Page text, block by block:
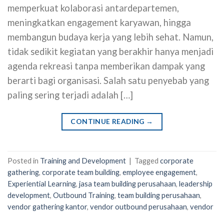
memperkuat kolaborasi antardepartemen,
meningkatkan engagement karyawan, hingga
membangun budaya kerja yang lebih sehat. Namun,
tidak sedikit kegiatan yang berakhir hanya menjadi
agenda rekreasi tanpa memberikan dampak yang
berarti bagi organisasi. Salah satu penyebab yang
paling sering terjadi adalah […]
CONTINUE READING →
Posted in Training and Development | Tagged corporate
gathering, corporate team building, employee engagement,
Experiential Learning, jasa team building perusahaan, leadership
development, Outbound Training, team building perusahaan,
vendor gathering kantor, vendor outbound perusahaan, vendor